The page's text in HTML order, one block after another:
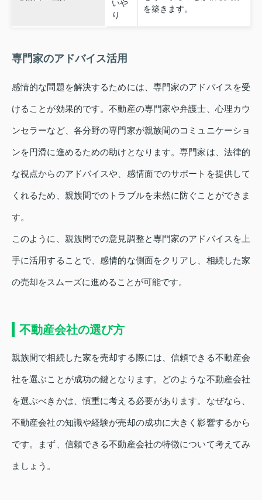
いや
り
を築きます。
専門家のアドバイス活用
感情的な問題を解決するためには、専門家のアドバイスを受
けることが効果的です。不動産の専門家や弁護士、心理カウ
ンセラーなど、各分野の専門家が親族間のコミュニケーショ
ンを円滑に進めるための助けとなります。専門家は、法律的
な視点からのアドバイスや、感情面でのサポートを提供して
くれるため、親族間でのトラブルを未然に防ぐことができま
す。
このように、親族間での意見調整と専門家のアドバイスを上
手に活用することで、感情的な側面をクリアし、相続した家
の売却をスムーズに進めることが可能です。
不動産会社の選び方
親族間で相続した家を売却する際には、信頼できる不動産会
社を選ぶことが成功の鍵となります。どのような不動産会社
を選ぶべきかは、慎重に考える必要があります。なぜなら、
不動産会社の知識や経験が売却の成功に大きく影響するから
です。まず、信頼できる不動産会社の特徴について考えてみ
ましょう。